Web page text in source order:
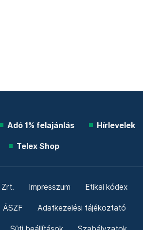
Adó 1% felajánlás Hírlevelek
Telex Shop
Impresszum Etikai kódex
ÁSZF Adatkezelési tájékoztató